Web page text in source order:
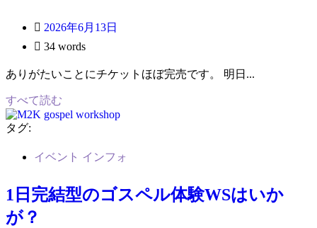
2026年6月13日
34 words
ありがたいことにチケットほぼ完売です。 明日...
すべて読む
タグ:
イベント インフォ
1日完結型のゴスペル体験WSはいか
が？